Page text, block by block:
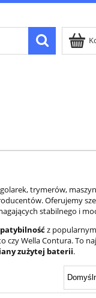
trymerów,
Oferujemy
stabilnego i
z
czy Wella Contura. To
zużytej baterii.